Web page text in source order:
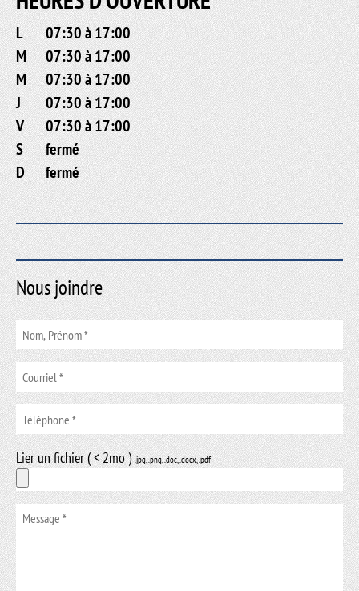
L
07:30 à 17:00
M
07:30 à 17:00
M
07:30 à 17:00
J
07:30 à 17:00
V
07:30 à 17:00
S
fermé
D
fermé
Nous joindre
Lier un fichier ( < 2mo ).jpg, .png, .doc, .docx, .pdf